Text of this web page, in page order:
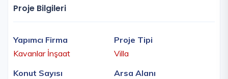
Proje Bilgileri
Yapımcı Firma
Kavanlar İnşaat
Proje Tipi
Villa
Konut Sayısı
Arsa Alanı